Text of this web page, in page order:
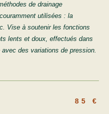
de drainage
utilisées : la
Vise à soutenir les fonctions
lents et doux, effectués dans
des variations de pression.
85 €